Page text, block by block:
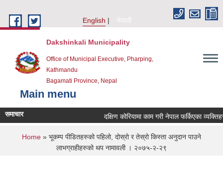
English
नेपाली
Dakshinkali Municipality
Office of Municipal Executive, Pharping,
Kathmandu
Bagamati Province, Nepal
Main menu
समाचार दक्षिण कोरियामा काम गरी नेपाल फर्किएका
You are here
Home » भूकम्प पीडितहरुको पहिलो, दोस्रो र तेस्रो किस्ता अनुदान पाउने
लाभग्राहीहरुको थप नामावली । २०७५-२-२९